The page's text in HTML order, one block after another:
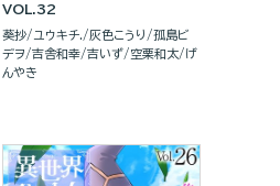
VOL.32
葵抄 ユウキチ. 灰色こうり
孤島ビ
デヲ
吉舎和幸 吉いず 空栗和太
げ
んやき